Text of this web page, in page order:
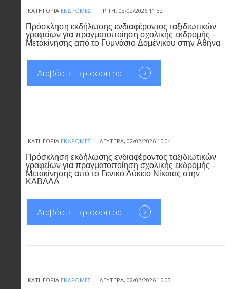
ΚΑΤΗΓΟΡΊΑ ΕΚΔΡΟΜΈΣ ΤΡΊΤΗ, 03/02/2026 11:32
Πρόσκληση εκδήλωσης ενδιαφέροντος ταξιδιωτικών
γραφείων για πραγματοποίηση σχολικής εκδρομής -
Μετακίνησης από το Γυμνάσιο Δομένικου στην Αθήνα
Διαβάστε περισσότερα...
ΚΑΤΗΓΟΡΊΑ ΕΚΔΡΟΜΈΣ ΔΕΥΤΈΡΑ, 02/02/2026 15:04
Πρόσκληση εκδήλωσης ενδιαφέροντος ταξιδιωτικών
γραφείων για πραγματοποίηση σχολικής εκδρομής -
Μετακίνησης από το Γενικό Λύκειο Νίκαιας στην
ΚΑΒΑΛΑ
Διαβάστε περισσότερα...
ΚΑΤΗΓΟΡΊΑ ΕΚΔΡΟΜΈΣ ΔΕΥΤΈΡΑ, 02/02/2026 15:03